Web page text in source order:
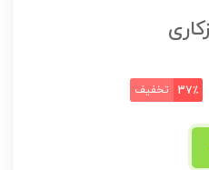
37٪ تخفیف